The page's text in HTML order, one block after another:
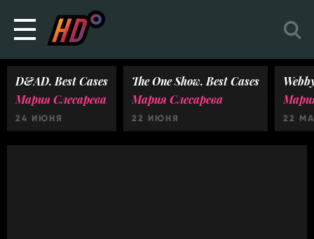
D&AD. Best Cases
Мария Слесарева
24 ИЮНЯ
The One Show. Best Cases
Мария Слесарева
22 ИЮНЯ 22